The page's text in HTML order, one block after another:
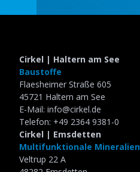
Cirkel | Haltern am See
Baustoffe
Flaesheimer Straße 605
45721 Haltern am See
E-Mail: info@cirkel.de
Telefon: +49 2364 9381-0
Cirkel | Emsdetten
Multifunktionale Mineralien
Veltrup 22 A